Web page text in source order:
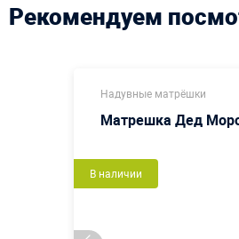
Рекомендуем
Надувные матрёшки
Матрешка Дед
В наличии